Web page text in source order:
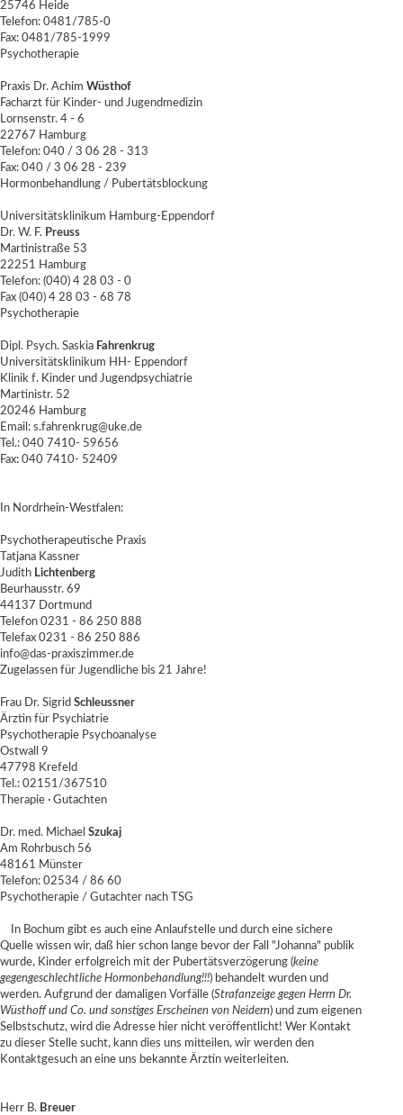
25746 Heide
Telefon: 0481/785-0
Fax: 0481/785-1999
Psychotherapie
Praxis Dr. Achim Wüsthof
Facharzt für Kinder- und Jugendmedizin
Lornsenstr. 4 - 6
22767 Hamburg
Telefon: 040 / 3 06 28 - 313
Fax: 040 / 3 06 28 - 239
Hormonbehandlung / Pubertätsblockung
Universitätsklinikum Hamburg-Eppendorf
Dr. W. F. Preuss
Martinistraße 53
22251 Hamburg
Telefon: (040) 4 28 03 - 0
Fax (040) 4 28 03 - 68 78
Psychotherapie
Dipl. Psych. Saskia Fahrenkrug
Universitätsklinikum HH- Eppendorf
Klinik f. Kinder und Jugendpsychiatrie
Martinistr. 52
20246 Hamburg
Email: s.fahrenkrug@uke.de
Tel.: 040 7410- 59656
Fax: 040 7410- 52409
In Nordrhein-Westfalen:
Psychotherapeutische Praxis
Tatjana Kassner
Judith Lichtenberg
Beurhausstr. 69
44137 Dortmund
Telefon 0231 - 86 250 888
Telefax 0231 - 86 250 886
info@das-praxiszimmer.de
Zugelassen für Jugendliche bis 21 Jahre!
Frau Dr. Sigrid Schleussner
Ärztin für Psychiatrie
Psychotherapie Psychoanalyse
Ostwall 9
47798 Krefeld
Tel.: 02151/367510
Therapie · Gutachten
Dr. med. Michael Szukaj
Am Rohrbusch 56
48161 Münster
Telefon: 02534 / 86 60
Psychotherapie / Gutachter nach TSG
In Bochum gibt es auch eine Anlaufstelle und durch eine sichere
Quelle wissen wir, daß hier schon lange bevor der Fall "Johanna" publik
wurde, Kinder erfolgreich mit der Pubertätsverzögerung (keine
gegengeschlechtliche Hormonbehandlung!!!) behandelt wurden und
werden. Aufgrund der damaligen Vorfälle (Strafanzeige gegen Herrn Dr.
Wüsthoff und Co. und sonstiges Erscheinen von Neidern) und zum eigenen
Selbstschutz, wird die Adresse hier nicht veröffentlicht! Wer Kontakt
zu dieser Stelle sucht, kann dies uns mitteilen, wir werden den
Kontaktgesuch an eine uns bekannte Ärztin weiterleiten.
Herr B. Breuer